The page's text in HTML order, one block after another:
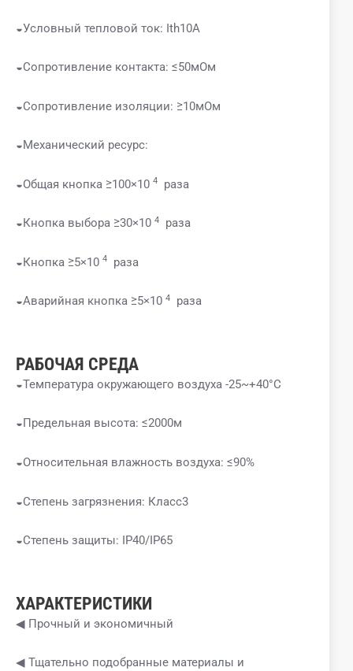
◒Условный тепловой ток: Ith10A
◒Сопротивление контакта: ≤50мОм
◒Сопротивление изоляции: ≥10мОм
◒Механический ресурс:
◒Общая кнопка ≥100×10 4 раза
◒Кнопка выбора ≥30×10 4 раза
◒Кнопка ≥5×10 4 раза
◒Аварийная кнопка ≥5×10 4 раза
РАБОЧАЯ СРЕДА
◒Температура окружающего воздуха -25~+40°C
◒Предельная высота: ≤2000м
◒Относительная влажность воздуха: ≤90%
◒Степень загрязнения: Класс3
◒Степень защиты: IP40/IP65
ХАРАКТЕРИСТИКИ
◀ Прочный и экономичный
◀ Тщательно подобранные материалы и